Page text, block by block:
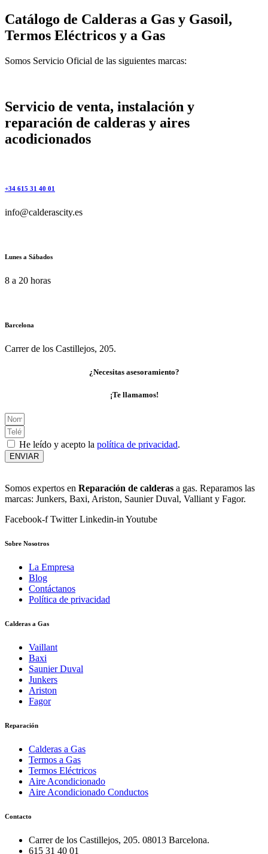
Catálogo de Calderas a Gas y Gasoil,
Termos Eléctricos y a Gas
Somos Servicio Oficial de las siguientes marcas:
Servicio de venta, instalación y
reparación de calderas y aires
acodicionados
+34 615 31 40 01
info@calderascity.es
Lunes a Sábados
8 a 20 horas
Barcelona
Carrer de los Castillejos, 205.
¿Necesitas asesoramiento?
¡Te llamamos!
He leído y acepto la política de privacidad.
ENVIAR
Somos expertos en Reparación de calderas a gas. Reparamos las
marcas: Junkers, Baxi, Ariston, Saunier Duval, Valliant y Fagor.
Facebook-f Twitter Linkedin-inYoutube
Sobre Nosotros
La Empresa
Blog
Contáctanos
Política de privacidad
Calderas a Gas
Vaillant
Baxi
Saunier Duval
Junkers
Ariston
Fagor
Reparación
Calderas a Gas
Termos a Gas
Termos Eléctricos
Aire Acondicionado
Aire Acondicionado Conductos
Contacto
Carrer de los Castillejos, 205. 08013 Barcelona.
615 31 40 01